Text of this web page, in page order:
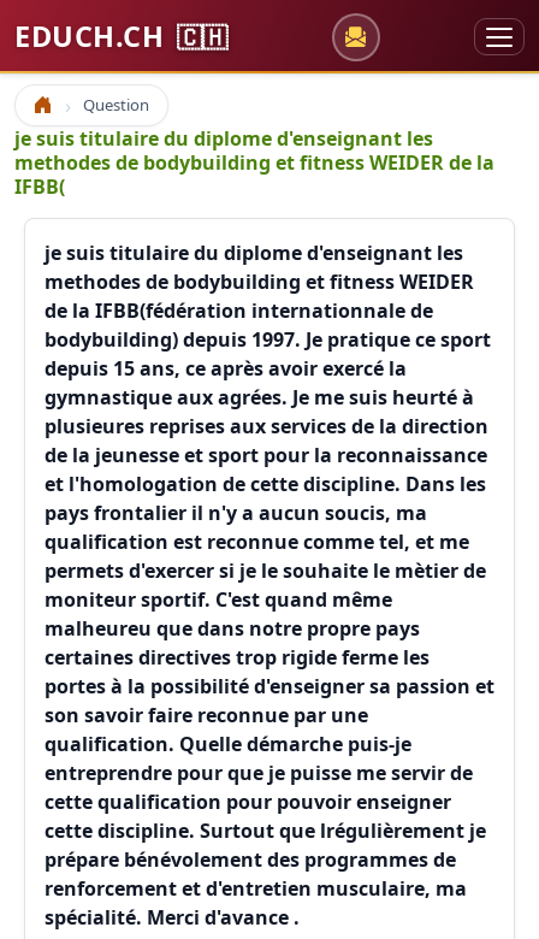
EDUCH.CH 🇨🇭
Accueil Question
je suis titulaire du diplome d'enseignant les
methodes de bodybuilding et fitness WEIDER de la
IFBB(
je suis titulaire du diplome d'enseignant les
methodes de bodybuilding et fitness WEIDER
de la IFBB(fédération internationnale de
bodybuilding) depuis 1997. Je pratique ce sport
depuis 15 ans, ce après avoir exercé la
gymnastique aux agrées. Je me suis heurté à
plusieures reprises aux services de la direction
de la jeunesse et sport pour la reconnaissance
et l'homologation de cette discipline. Dans les
pays frontalier il n'y a aucun soucis, ma
qualification est reconnue comme tel, et me
permets d'exercer si je le souhaite le mètier de
moniteur sportif. C'est quand même
malheureu que dans notre propre pays
certaines directives trop rigide ferme les
portes à la possibilité d'enseigner sa passion et
son savoir faire reconnue par une
qualification. Quelle démarche puis-je
entreprendre pour que je puisse me servir de
cette qualification pour pouvoir enseigner
cette discipline. Surtout que lrégulièrement je
prépare bénévolement des programmes de
renforcement et d'entretien musculaire, ma
spécialité. Merci d'avance .